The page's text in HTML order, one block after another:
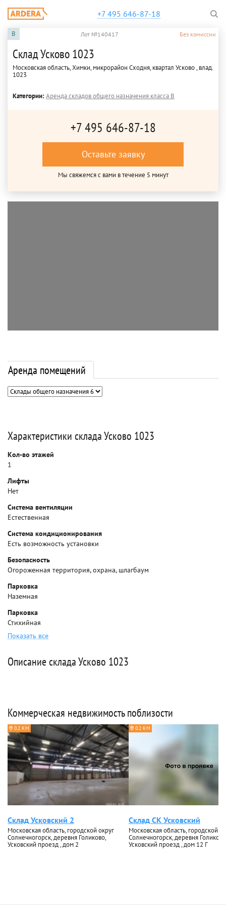
+7 495 646-87-18
B Лот №140417 Без комиссии
Склад Усково 1023
Московская область, Химки, микрорайон Сходня, квартал Усково , влад.
1023
Категории:Аренда складов общего назначения класса B
+7 495 646-87-18
Оставьте заявку
Мы свяжемся с вами в течение 5 минут
Аренда помещений
Характеристики склада Усково 1023
Кол-во этажей
1
Лифты
Нет
Система вентиляции
Естественная
Система кондиционирования
Есть возможность установки
Безопасность
Огороженная территория, охрана, шлагбаум
Парковка
Наземная
Парковка
Стихийная
Показать все
Описание склада Усково 1023
Коммерческая недвижимость поблизости
0.2 КМ
Склад Усковский 2
Московская область, городской округ
Солнечногорск, деревня Голиково,
Усковский проезд , дом 2
0.2 КМ
Склад СК Усковский
Московская область, городской
Солнечногорск, деревня
Усковский проезд , дом 12 Г